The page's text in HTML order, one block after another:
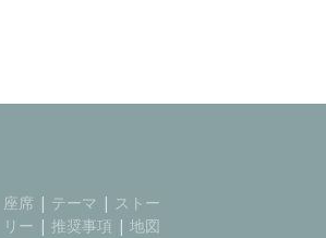
座席 | テーマ | ストー
リー | 推奨事項 | 地図